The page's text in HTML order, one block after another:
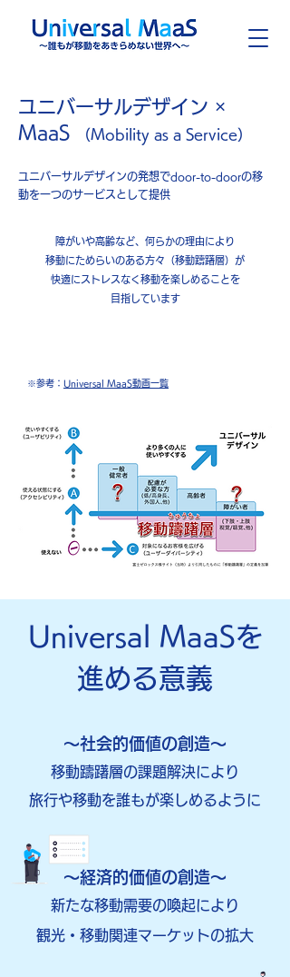
ユニバーサルデザイン ×
MaaS
（Mobility as a Service）
ユニバーサルデザインの発想でdoor-to-doorの移
動を一つのサービスとして提供
障がいや高齢など、 何らかの理由により
移動にためらいのある方々（移動躊躇層） が
快適にストレスなく移動を楽しめることを
目指しています
※参考： Universal MaaS動画一覧
Universal MaaSを
進める意義
～​社会的価値の創造～
移動躊躇層の課題解決により
​旅行や移動を誰もが楽しめるように
～経済的価値の創造～
​新たな移動需要の喚起により
観光・移動関連マーケットの拡大